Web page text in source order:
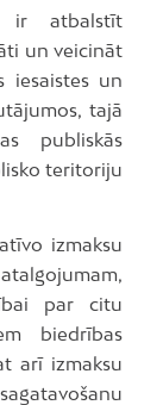
ir atbalstīt
un veicināt
iesaistes un
tajā
publiskās
teritoriju
izmaksu
par citu
biedrības
arī izmaksu